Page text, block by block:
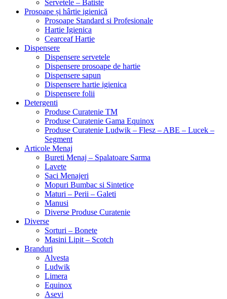
Servetele – Batiste
Prosoape și hârtie igienică
Prosoape Standard si Profesionale
Hartie Igienica
Cearceaf Hartie
Dispensere
Dispensere servetele
Dispensere prosoape de hartie
Dispensere sapun
Dispensere hartie igienica
Dispensere folii
Detergenti
Produse Curatenie TM
Produse Curatenie Gama Equinox
Produse Curatenie Ludwik – Flesz – ABE – Lucek –
Segment
Articole Menaj
Bureti Menaj – Spalatoare Sarma
Lavete
Saci Menajeri
Mopuri Bumbac si Sintetice
Maturi – Perii – Galeti
Manusi
Diverse Produse Curatenie
Diverse
Sorturi – Bonete
Masini Lipit – Scotch
Branduri
Alvesta
Ludwik
Limera
Equinox
Asevi